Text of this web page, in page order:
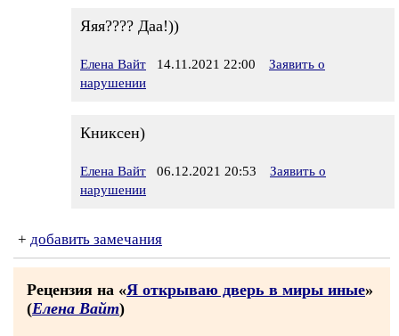
Яяя???? Даа!))
Елена Вайт 14.11.2021 22:00
Заявить о
нарушении
Книксен)
Елена Вайт 06.12.2021 20:53
Заявить о
нарушении
+ добавить замечания
Рецензия на «Я открываю дверь в миры иные»
(Елена Вайт)